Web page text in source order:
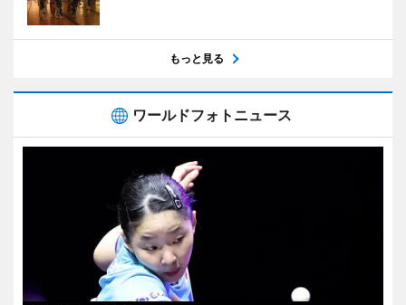
もっと見る
ワールドフォトニュース